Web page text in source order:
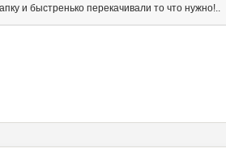
и быстренько перекачивали то что нужно!..